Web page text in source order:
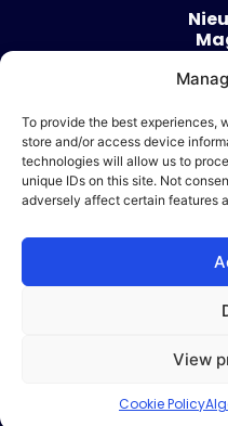
To provide the best experiences,
store and/or access device
technologies will allow us to
unique IDs on this site. Not
adversely affect certain features
View
Cookie Policy
Ik wil
© 2026
| Design &